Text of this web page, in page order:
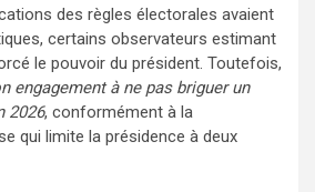
des règles électorales avaient
certains observateurs estimant
le pouvoir du président. Toutefois,
engagement à ne pas briguer un
2026, conformément à la
qui limite la présidence à deux